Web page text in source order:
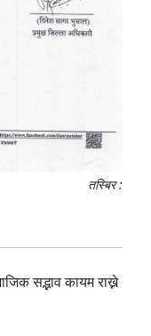
तस्बिर :
सद्भाव कायम राख्ने